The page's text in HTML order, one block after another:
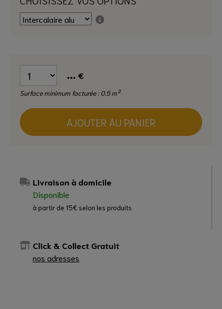
... €
Surface minimum facturée : 0.5 m²
AJOUTER AU PANIER
Livraison à domicile
Disponible
à partir de 15€ selon les produits
Click & Collect Gratuit
nos adresses